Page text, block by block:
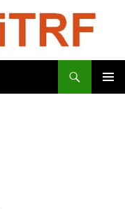
CFDT Education Formation Recherche Publiques Académie de Toulouse – ITRF